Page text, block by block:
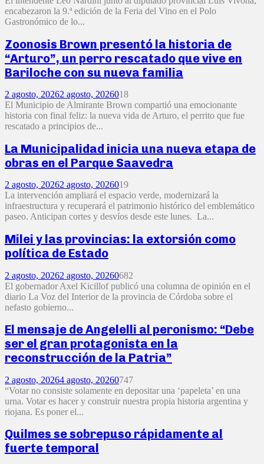
encabezaron la 9.ª edición de la Feria del Vino en el Polo
Gastronómico de lo...
Zoonosis Brown presentó la historia de
“Arturo”, un perro rescatado que vive en
Bariloche con su nueva familia
2 agosto, 20262 agosto, 2026018
El Municipio de Almirante Brown compartió una emocionante
historia con final feliz: la nueva vida de Arturo, el perrito que fue
rescatado a principios de...
La Municipalidad inicia una nueva etapa de
obras en el Parque Saavedra
2 agosto, 20262 agosto, 2026019
La intervención ampliará el espacio verde, modernizará la
infraestructura y recuperará el patrimonio histórico del emblemático
paseo. Anticipan cortes y desvíos desde este lunes. La...
Milei y las provincias: la extorsión como
política de Estado
2 agosto, 20262 agosto, 20260682
El gobernador Axel Kicillof publicó una columna de opinión en el
diario La Voz del Interior de la provincia de Córdoba sobre el
nefasto gobierno...
El mensaje de Angelelli al peronismo: “Debe
ser el gran protagonista en la
reconstrucción de la Patria”
2 agosto, 20264 agosto, 20260747
“Votar no consiste solamente en depositar una ‘papeleta’ en una
urna. Votar es hacer y construir nuestra propia historia argentina y
riojana. Es poner el...
Quilmes se sobrepuso rápidamente al
fuerte temporal